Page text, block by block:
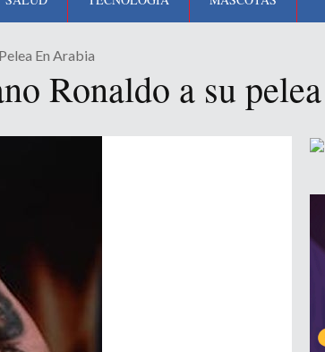
En Arabia
Ronaldo a su